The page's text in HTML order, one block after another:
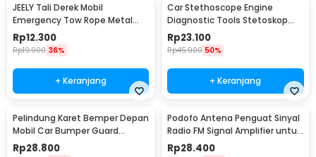
JEELY Tali Derek Mobil
Emergency Tow Rope Metal
Buckle U-Type 2.7M - JL30
Rp12.300
Rp19.000 36%
+ Keranjang
Car Stethoscope Engine
Diagnostic Tools Stetoskop
Mesin Mobil - W80582
Rp23.100
Rp45.900 50%
+ Keranjang
Pelindung Karet Bemper Depan
Mobil Car Bumper Guard
57mm 2.5M
Rp28.800
Podofo Antena Penguat Sinyal
Radio FM Signal Amplifier untuk
Mobil - ANT-208
Rp28.400